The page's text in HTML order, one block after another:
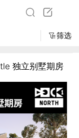
筛选
独立别墅期房